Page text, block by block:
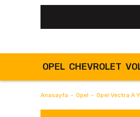
OPEL CHEVROLET
Anasayfa Opel Opel Vectra A